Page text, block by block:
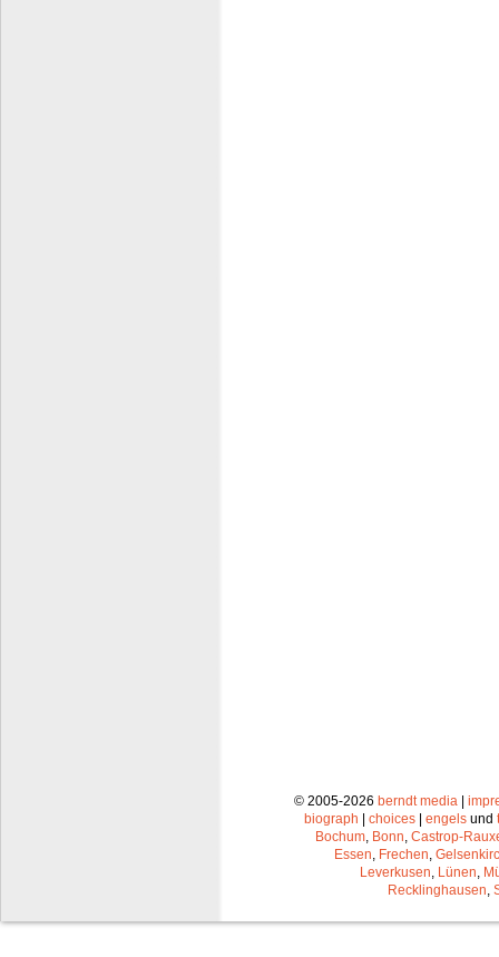
© 2005-2026 berndt media |
biograph | choices | engels und
Bochum Bonn Castrop-
Essen Frechen
Leverkusen Lünen
Recklinghausen